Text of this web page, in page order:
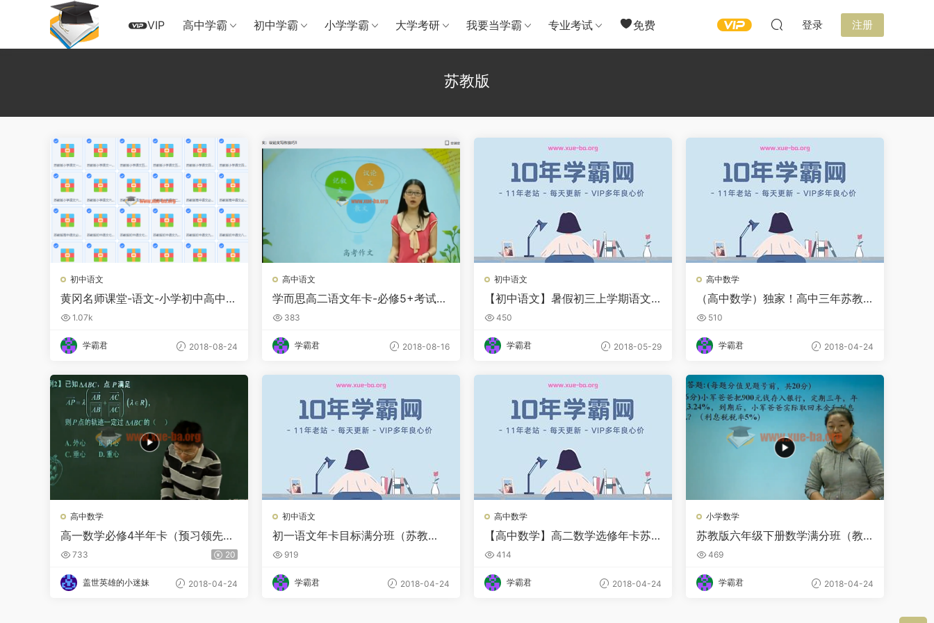
VIP 高中学霸 初中学霸 小学学霸 大学考研 我要当学霸 专业考试 免费 登录 注册
苏教版
初中语文
黄冈名师课堂-语文-小学初中高中课
程合集
1.07k
学霸君 2018-08-24
高中语文
学而思高二语文年卡-必修5+考试体
系上下（苏教版）51讲
383
学霸君 2018-08-16
初中语文
【初中语文】暑假初三上学期语文
预习领先班（苏教版）全22讲
450
学霸君 2018-05-29
高中数学
（高中数学）独家！高中三年苏教
版-数学学科课程百度网盘整理版！
510
学霸君 2018-04-24
高中数学
高一数学必修4半年卡（预习领先
+目标满分）（苏教版） 郭化楠主
733 20
盖世英雄的小迷妹 2018-04-24
初中语文
初一语文年卡目标满分班（苏教
版）【71讲王帆】下册59讲
919
学霸君 2018-04-24
高中数学
【高中数学】高二数学选修年卡苏
教版（选修2-1、2-2、2-3、4）全
414
学霸君 2018-04-24
小学数学
苏教版六年级下册数学满分班（教
材精讲+奥数知识拓展）赵然主讲
469
学霸君 2018-04-24